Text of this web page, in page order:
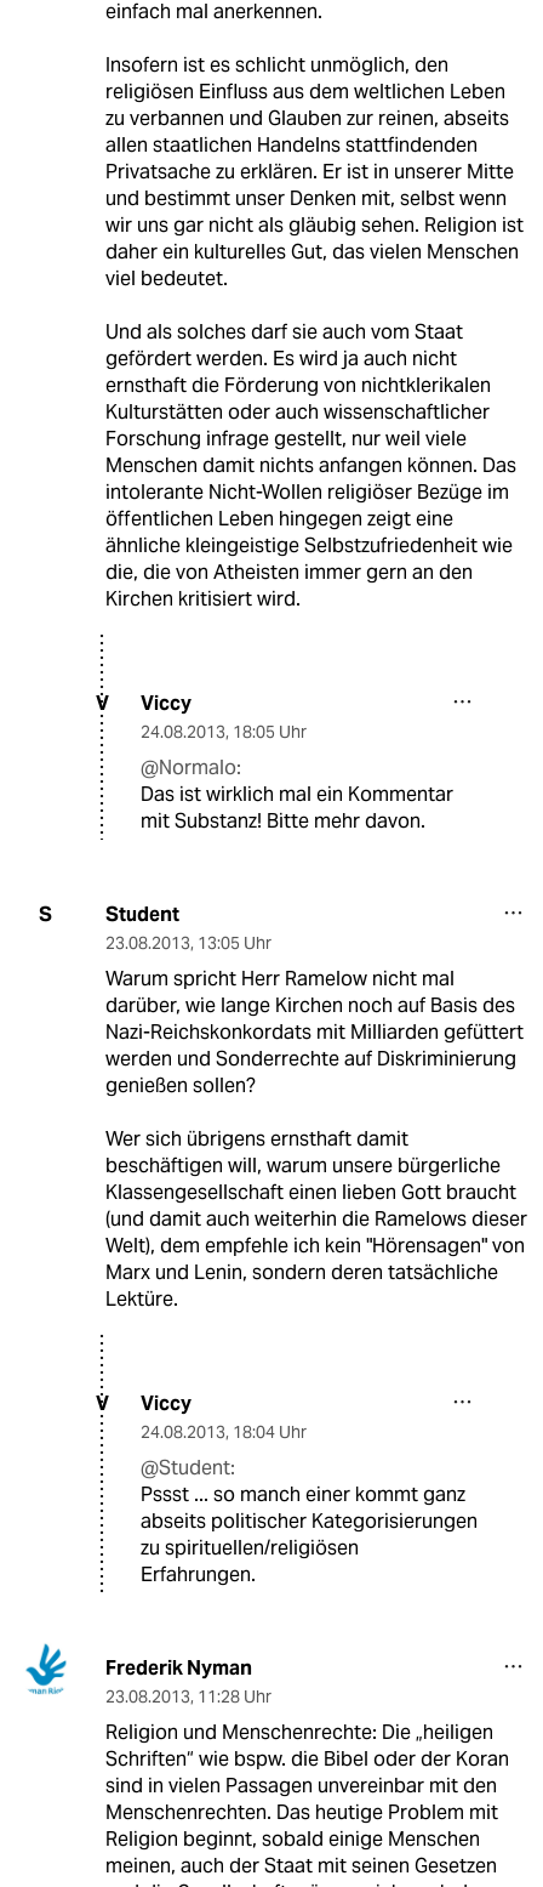
einfach mal anerkennen.
Insofern ist es schlicht unmöglich, den
religiösen Einfluss aus dem weltlichen Leben
zu verbannen und Glauben zur reinen, abseits
allen staatlichen Handelns stattfindenden
Privatsache zu erklären. Er ist in unserer Mitte
und bestimmt unser Denken mit, selbst wenn
wir uns gar nicht als gläubig sehen. Religion ist
daher ein kulturelles Gut, das vielen Menschen
viel bedeutet.
Und als solches darf sie auch vom Staat
gefördert werden. Es wird ja auch nicht
ernsthaft die Förderung von nichtklerikalen
Kulturstätten oder auch wissenschaftlicher
Forschung infrage gestellt, nur weil viele
Menschen damit nichts anfangen können. Das
intolerante Nicht-Wollen religiöser Bezüge im
öffentlichen Leben hingegen zeigt eine
ähnliche kleingeistige Selbstzufriedenheit wie
die, die von Atheisten immer gern an den
Kirchen kritisiert wird.
V Viccy
24.08.2013, 18:05 Uhr
@Normalo:
Das ist wirklich mal ein Kommentar
mit Substanz! Bitte mehr davon.
S Student
23.08.2013, 13:05 Uhr
Warum spricht Herr Ramelow nicht mal
darüber, wie lange Kirchen noch auf Basis des
Nazi-Reichskonkordats mit Milliarden gefüttert
werden und Sonderrechte auf Diskriminierung
genießen sollen?
Wer sich übrigens ernsthaft damit
beschäftigen will, warum unsere bürgerliche
Klassengesellschaft einen lieben Gott braucht
(und damit auch weiterhin die Ramelows dieser
Welt), dem empfehle ich kein "Hörensagen" von
Marx und Lenin, sondern deren tatsächliche
Lektüre.
V Viccy
24.08.2013, 18:04 Uhr
@Student:
Pssst ... so manch einer kommt ganz
abseits politischer Kategorisierungen
zu spirituellen/religiösen
Erfahrungen.
Frederik Nyman
23.08.2013, 11:28 Uhr
Religion und Menschenrechte: Die „heiligen
Schriften“ wie bspw. die Bibel oder der Koran
sind in vielen Passagen unvereinbar mit den
Menschenrechten. Das heutige Problem mit
Religion beginnt, sobald einige Menschen
meinen, auch der Staat mit seinen Gesetzen